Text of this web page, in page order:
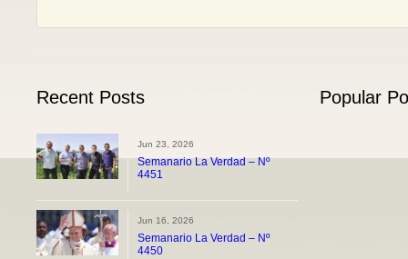
Recent Posts
Jun 23, 2026
Semanario La Verdad – Nº
4451
Jun 16, 2026
Semanario La Verdad – Nº
4450
Popular